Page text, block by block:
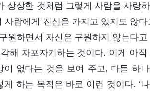
상상한 것처럼 그렇게 사람을 사랑
람에게 진심을 가지고 있지도 않다
원하면서 자신은 구원하지 않는다고
해 자포자기하는 것이다. 이게 아직
없다는 것을 보여 주고, 다들 하나
하는 목적은 바로 이런 것이다. ‘나